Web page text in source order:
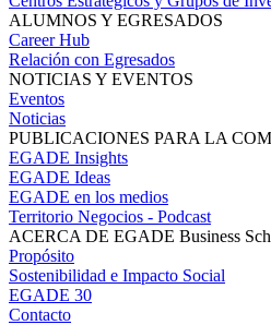
ALUMNOS Y EGRESADOS
Career Hub
Relación con Egresados
NOTICIAS Y EVENTOS
Eventos
Noticias
PUBLICACIONES PARA LA
EGADE Insights
EGADE Ideas
EGADE en los medios
Territorio Negocios - Podcast
ACERCA DE EGADE Business
Propósito
Sostenibilidad e Impacto Social
EGADE 30
Contacto